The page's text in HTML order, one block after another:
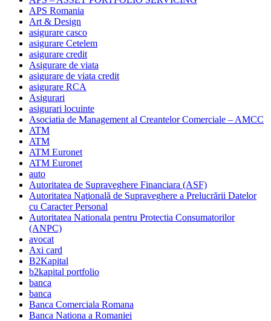
APS Romania
Art & Design
asigurare casco
asigurare Cetelem
asigurare credit
Asigurare de viata
asigurare de viata credit
asigurare RCA
Asigurari
asigurari locuinte
Asociatia de Management al Creantelor Comerciale – AMCC
ATM
ATM
ATM Euronet
ATM Euronet
auto
Autoritatea de Supraveghere Financiara (ASF)
Autoritatea Naţională de Supraveghere a Prelucrării Datelor
cu Caracter Personal
Autoritatea Nationala pentru Protectia Consumatorilor
(ANPC)
avocat
Axi card
B2Kapital
b2kapital portfolio
banca
banca
Banca Comerciala Romana
Banca Nationa a Romaniei